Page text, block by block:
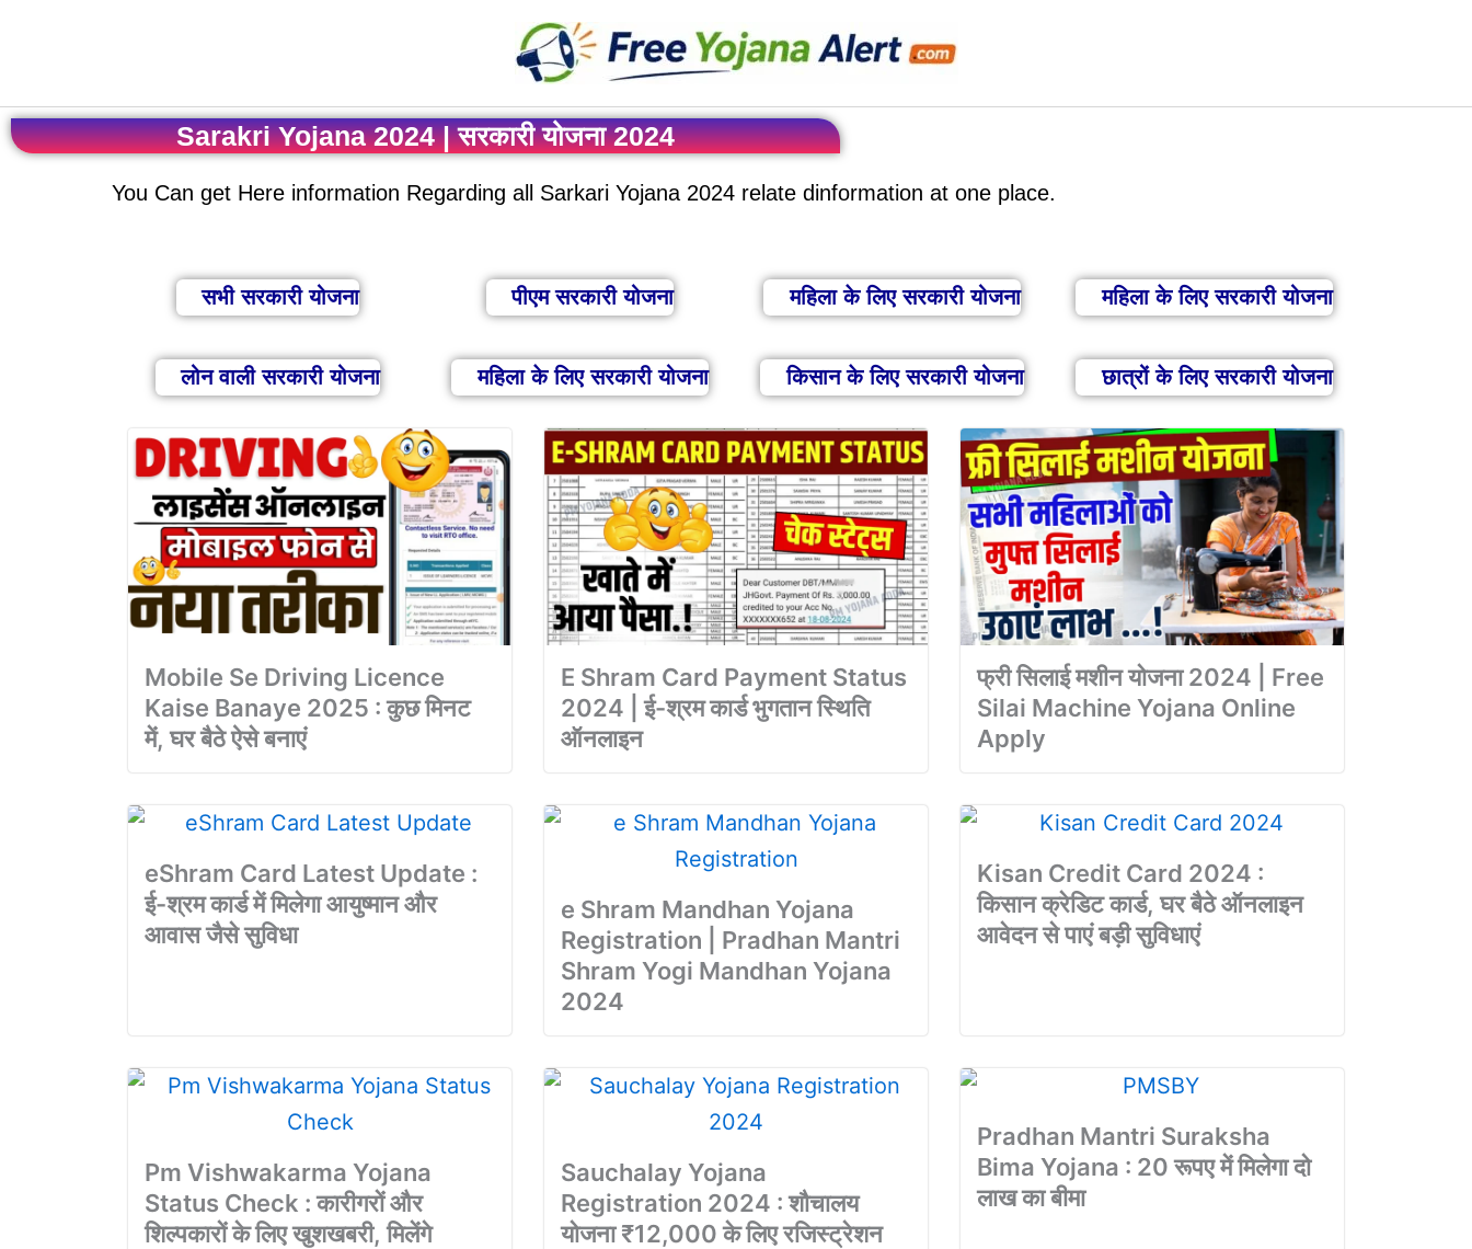
Sarakri Yojana 2024 | सरकारी योजना 2024
You Can get Here information Regarding all Sarkari Yojana 2024 relate dinformation at one place.
सभी सरकारी योजना पीएम सरकारी योजना महिला के लिए सरकारी योजना महिला के लिए सरकारी योजना
लोन वाली सरकारी योजना महिला के लिए सरकारी योजना किसान के लिए सरकारी योजना छात्रों के लिए सरकारी योजना
Mobile Se Driving Licence
Kaise Banaye 2025 : कुछ मिनट
में, घर बैठे ऐसे बनाएं
E Shram Card Payment Status
2024 | ई-श्रम कार्ड भुगतान स्थिति
ऑनलाइन
फ्री सिलाई मशीन योजना 2024 | Free
Silai Machine Yojana Online
Apply
eShram Card Latest Update :
ई-श्रम कार्ड में मिलेगा आयुष्मान और
आवास जैसे सुविधा
e Shram Mandhan Yojana
Registration | Pradhan Mantri
Shram Yogi Mandhan Yojana
2024
Kisan Credit Card 2024 :
किसान क्रेडिट कार्ड, घर बैठे ऑनलाइन
आवेदन से पाएं बड़ी सुविधाएं
Pm Vishwakarma Yojana
Status Check : कारीगरों और
शिल्पकारों के लिए खुशखबरी, मिलेंगे
Sauchalay Yojana
Registration 2024 : शौचालय
योजना ₹12,000 के लिए रजिस्ट्रेशन
Pradhan Mantri Suraksha
Bima Yojana : 20 रूपए में मिलेगा दो
लाख का बीमा